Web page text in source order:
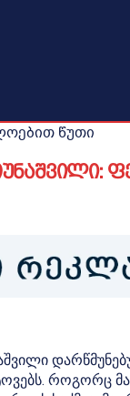
წუთი
როგორც